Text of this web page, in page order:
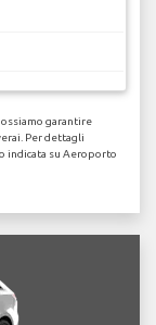
garantire
Per dettagli
indicata su Aeroporto